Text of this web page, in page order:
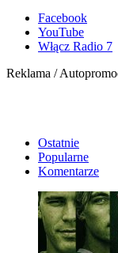
Facebook
YouTube
Włącz Radio 7
Reklama /
Ostatnie
Popularne
Komentarze